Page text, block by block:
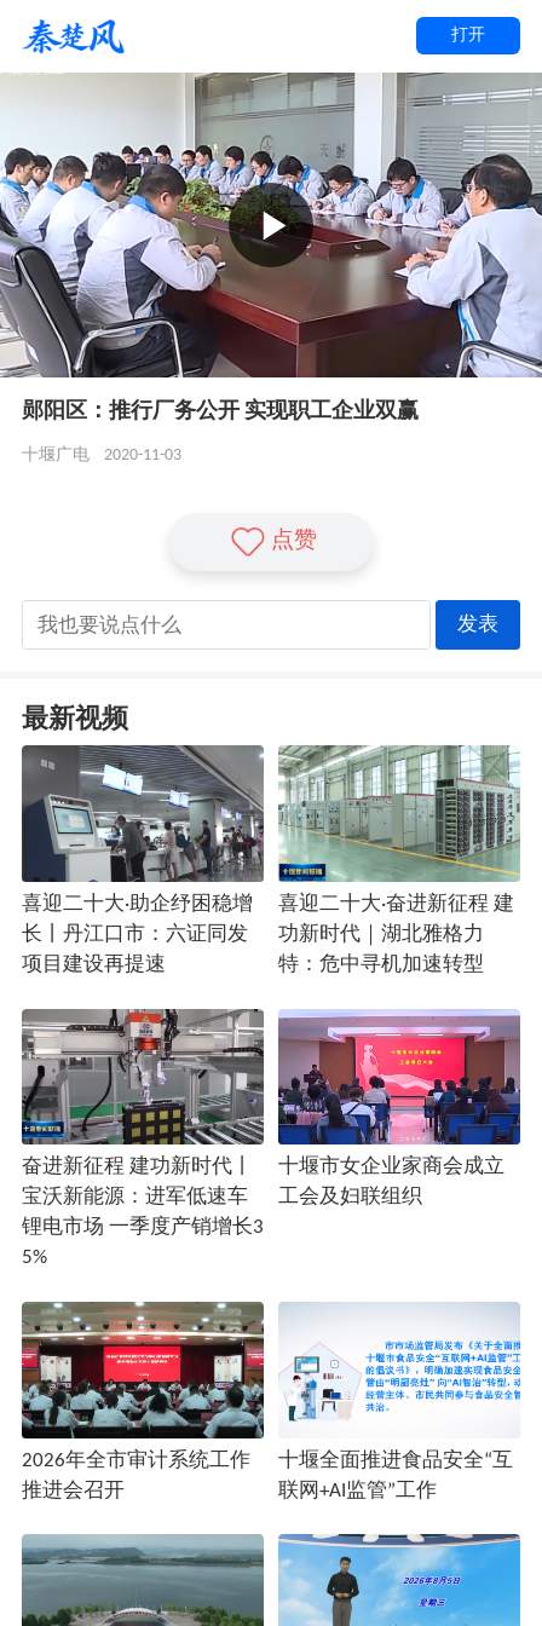
打开
郧阳区：推行厂务公开 实现职工企业双赢
十堰广电 2020-11-03
点赞
发表
最新视频
喜迎二十大·助企纾困稳增
长丨丹江口市：六证同发
项目建设再提速
喜迎二十大·奋进新征程 建
功新时代｜湖北雅格力
特：危中寻机加速转型
奋进新征程 建功新时代丨
宝沃新能源：进军低速车
锂电市场 一季度产销增长3
5%
十堰市女企业家商会成立
工会及妇联组织
2026年全市审计系统工作
推进会召开
十堰全面推进食品安全“互
联网+AI监管”工作